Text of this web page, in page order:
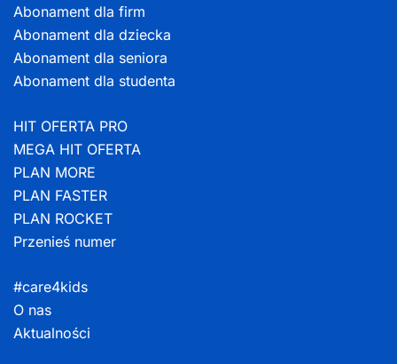
Abonament dla firm
Abonament dla dziecka
Abonament dla seniora
Abonament dla studenta
HIT OFERTA PRO
MEGA HIT OFERTA
PLAN MORE
PLAN FASTER
PLAN ROCKET
Przenieś numer
#care4kids
O nas
Aktualności